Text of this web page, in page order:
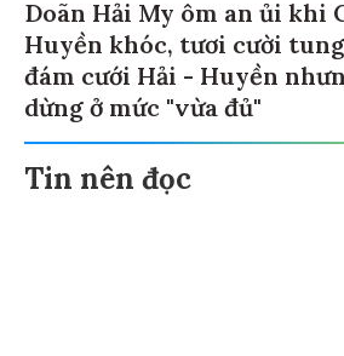
Doãn Hải My ôm an ủi khi
Huyền khóc, tươi cười
đám cưới Hải - Huyền
dừng ở mức "vừa đủ"
Tin nên đọc